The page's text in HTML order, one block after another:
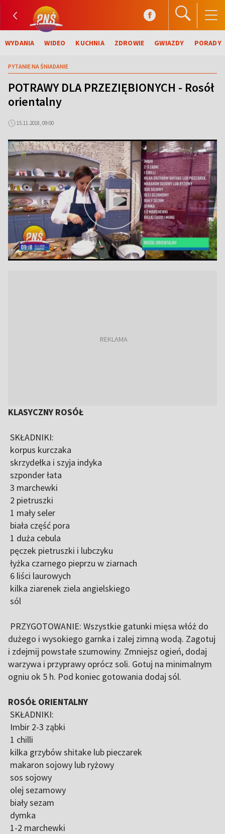
WYDANIA WIDEO KUCHNIA ZDROWIE GWIAZDY PORADY
PYTANIE NA ŚNIADANIE
POTRAWY DLA PRZEZIĘBIONYCH - Rosół
orientalny
15.11.2018, 09:00
KLASYCZNY ROSÓŁ
SKŁADNIKI:
korpus kurczaka
skrzydełka i szyja indyka
szponder łata
3 marchewki
2 pietruszki
1 mały seler
biała część pora
1 duża cebula
pęczek pietruszki i lubczyku
łyżka czarnego pieprzu w ziarnach
6 liści laurowych
kilka ziarenek ziela angielskiego
sól
PRZYGOTOWANIE: Wszystkie gatunki mięsa włóż do
dużego i wysokiego garnka i zalej zimną wodą. Zagotuj
i zdejmij powstałe szumowiny. Zmniejsz ogień, dodaj
warzywa i przyprawy oprócz soli. Gotuj na minimalnym
ogniu ok 5 h. Pod koniec gotowania dodaj sól.
ROSÓŁ ORIENTALNY
SKŁADNIKI:
Imbir 2-3 ząbki
1 chilli
kilka grzybów shitake lub pieczarek
makaron sojowy lub ryżowy
sos sojowy
olej sezamowy
biały sezam
dymka
1-2 marchewki